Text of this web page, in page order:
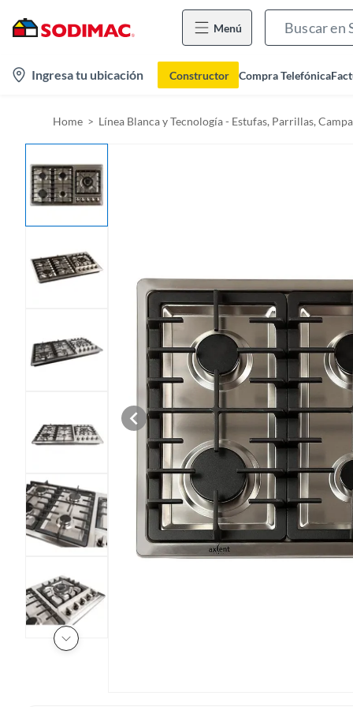
Menú
Ingresa tu ubicación Constructor Compra Telefónica
Home Línea Blanca y Tecnología - Estufas, Parrillas,